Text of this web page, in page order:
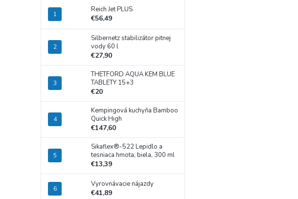
Reich Jet PLUS
€56,49
Silbernetz stabilizátor pitnej
vody 60 l
€27,90
THETFORD AQUA KEM BLUE
TABLETY 15+3
€20
Kempingová kuchyňa Bamboo
Quick High
€147,60
Sikaflex®-522 Lepidlo a
tesniaca hmota, biela, 300 ml
€13,39
Vyrovnávacie nájazdy
€41,89